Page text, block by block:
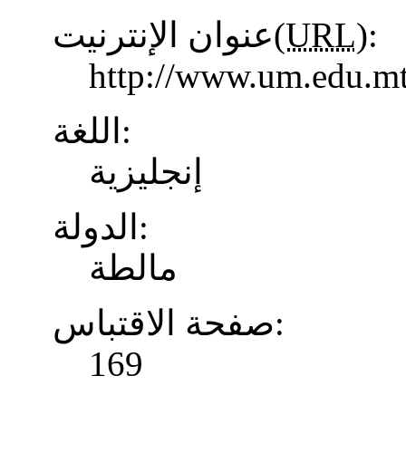
عنوان الإنترنيت(URL):
http://
اللغة:
إنجليزية
الدولة:
مالطة
صفحة الاقتباس:
169